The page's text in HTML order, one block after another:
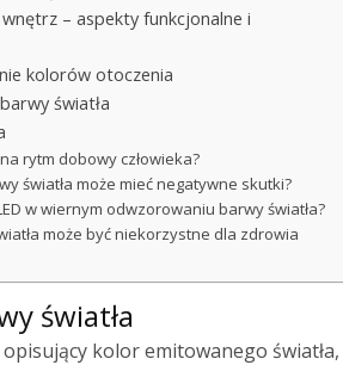
– aspekty funkcjonalne i
kolorów otoczenia
światła
rytm dobowy człowieka?
światła może mieć negatywne skutki?
w wiernym odwzorowaniu barwy światła?
może być niekorzystne dla zdrowia
światła
kolor emitowanego światła,